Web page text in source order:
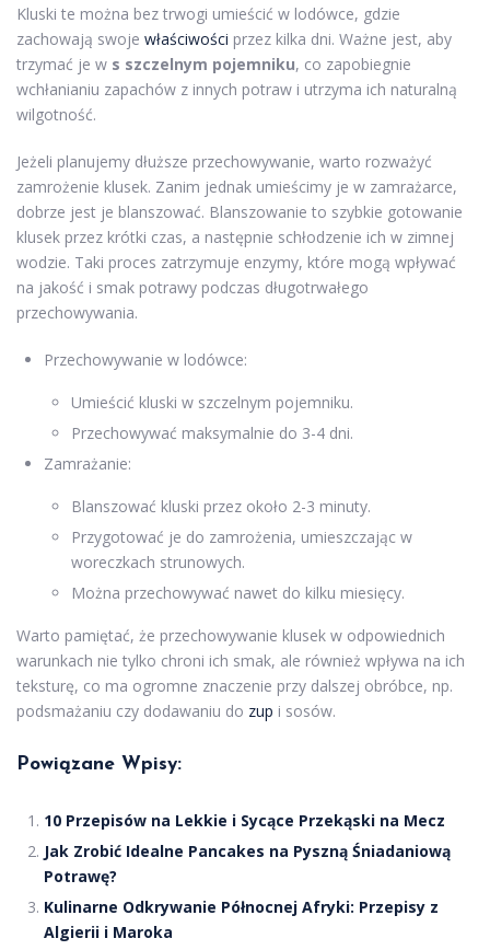
Kluski te można bez trwogi umieścić w lodówce, gdzie
zachowają swoje właściwości przez kilka dni. Ważne jest, aby
trzymać je w s szczelnym pojemniku, co zapobiegnie
wchłanianiu zapachów z innych potraw i utrzyma ich naturalną
wilgotność.
Jeżeli planujemy dłuższe przechowywanie, warto rozważyć
zamrożenie klusek. Zanim jednak umieścimy je w zamrażarce,
dobrze jest je blanszować. Blanszowanie to szybkie gotowanie
klusek przez krótki czas, a następnie schłodzenie ich w zimnej
wodzie. Taki proces zatrzymuje enzymy, które mogą wpływać
na jakość i smak potrawy podczas długotrwałego
przechowywania.
Przechowywanie w lodówce:
Umieścić kluski w szczelnym pojemniku.
Przechowywać maksymalnie do 3-4 dni.
Zamrażanie:
Blanszować kluski przez około 2-3 minuty.
Przygotować je do zamrożenia, umieszczając w
woreczkach strunowych.
Można przechowywać nawet do kilku miesięcy.
Warto pamiętać, że przechowywanie klusek w odpowiednich
warunkach nie tylko chroni ich smak, ale również wpływa na ich
teksturę, co ma ogromne znaczenie przy dalszej obróbce, np.
podsmażaniu czy dodawaniu do zup i sosów.
Powiązane Wpisy:
10 Przepisów na Lekkie i Sycące Przekąski na Mecz
Jak Zrobić Idealne Pancakes na Pyszną Śniadaniową
Potrawę?
Kulinarne Odkrywanie Północnej Afryki: Przepisy z
Algierii i Maroka